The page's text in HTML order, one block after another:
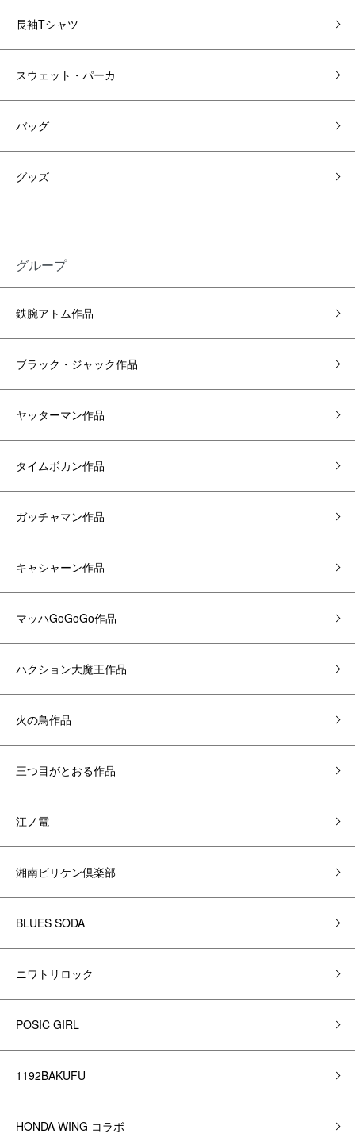
長袖Tシャツ
スウェット・パーカ
バッグ
グッズ
グループ
鉄腕アトム作品
ブラック・ジャック作品
ヤッターマン作品
タイムボカン作品
ガッチャマン作品
キャシャーン作品
マッハGoGoGo作品
ハクション大魔王作品
火の鳥作品
三つ目がとおる作品
江ノ電
湘南ビリケン倶楽部
BLUES SODA
ニワトリロック
POSIC GIRL
1192BAKUFU
HONDA WING コラボ